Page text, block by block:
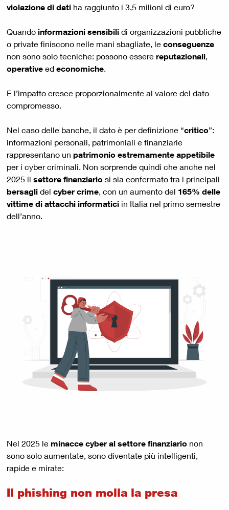
violazione di dati ha raggiunto i 3,5 milioni di euro?
Quando informazioni sensibili di organizzazioni pubbliche
o private finiscono nelle mani sbagliate, le conseguenze
non sono solo tecniche: possono essere reputazionali,
operative ed economiche.
E l’impatto cresce proporzionalmente al valore del dato
compromesso.
Nel caso delle banche, il dato è per definizione “critico”:
informazioni personali, patrimoniali e finanziarie
rappresentano un patrimonio estremamente appetibile
per i cyber criminali. Non sorprende quindi che anche nel
2025 il settore finanziario si sia confermato tra i principali
bersagli del cyber crime, con un aumento del 165% delle
vittime di attacchi informatici in Italia nel primo semestre
dell’anno.
Nel 2025 le minacce cyber al settore finanziario non
sono solo aumentate, sono diventate più intelligenti,
rapide e mirate:
Il phishing non molla la presa